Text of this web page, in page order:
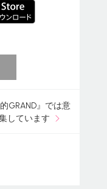
GRAND』では意
しています